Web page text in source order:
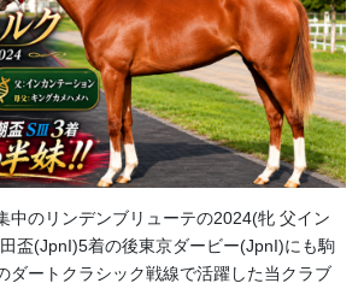
中のリンデンブリューテの2024(牝 父イン
盃(JpnI)5着の後東京ダービー(JpnI)にも駒
ダートクラシック戦線で活躍した当クラブ